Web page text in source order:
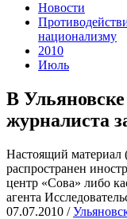
Новости
национализму
2010
Июль
В
журналиста
Настоящий материал
распространен
центр «Сова» либо
агента
07.07.2010 /